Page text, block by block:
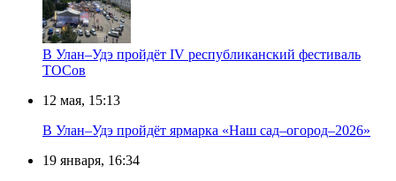
В Улан–Удэ пройдёт IV республиканский фестиваль
ТОСов
12 мая, 15:13
В Улан–Удэ пройдёт ярмарка «Наш сад–огород–2026»
19 января, 16:34